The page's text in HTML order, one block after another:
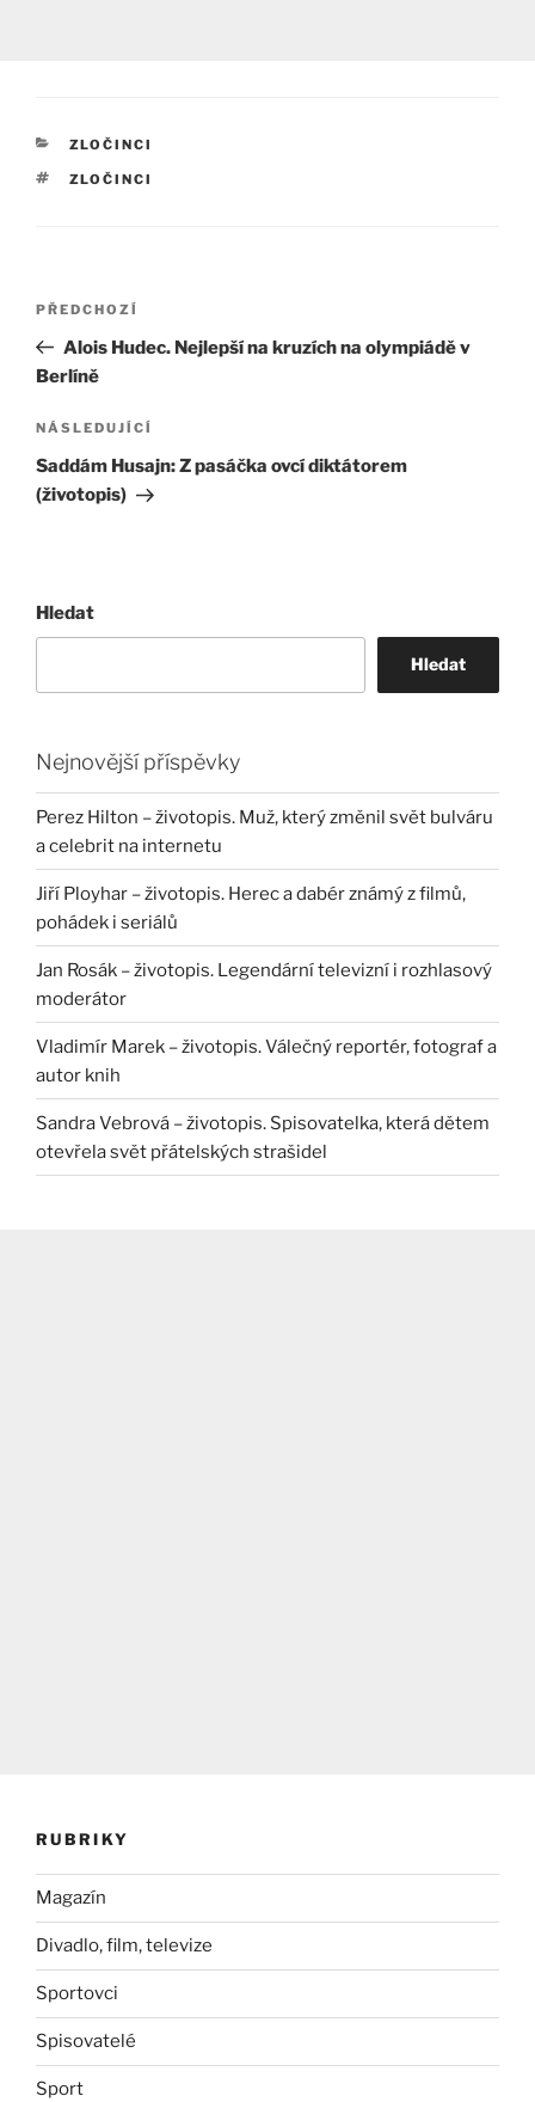
RUBRIKY
ZLOČINCI
ŠTÍTKY
ZLOČINCI
Navigace
příspěvek
Předchozí
příspěvek
PŘEDCHOZÍ
Alois Hudec. Nejlepší na kruzích na olympiádě v
Berlíně
Následující
příspěvek
NÁSLEDUJÍCÍ
Saddám Husajn: Z pasáčka ovcí diktátorem
(životopis)
Hledat
Hledat
Nejnovější příspěvky
Perez Hilton – životopis. Muž, který změnil svět bulváru
a celebrit na internetu
Jiří Ployhar – životopis. Herec a dabér známý z filmů,
pohádek i seriálů
Jan Rosák – životopis. Legendární televizní i rozhlasový
moderátor
Vladimír Marek – životopis. Válečný reportér, fotograf a
autor knih
Sandra Vebrová – životopis. Spisovatelka, která dětem
otevřela svět přátelských strašidel
RUBRIKY
Magazín
Divadlo, film, televize
Sportovci
Spisovatelé
Sport